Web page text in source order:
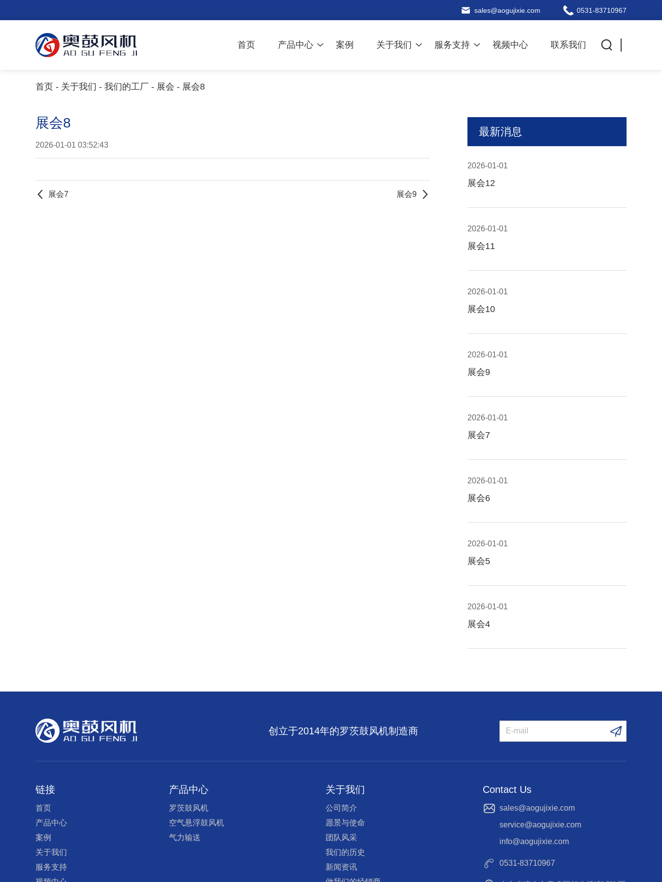
sales@aogujixie.com 0531-83710967
首页 产品中心 案例 关于我们 服务支持 视频中心 联系我们
首页 - 关于我们 - 我们的工厂 - 展会 - 展会8
展会8
2026-01-01 03:52:43
展会7 展会9
最新消息
2026-01-01
展会12
2026-01-01
展会11
2026-01-01
展会10
2026-01-01
展会9
2026-01-01
展会7
2026-01-01
展会6
2026-01-01
展会5
2026-01-01
展会4
创立于2014年的罗茨鼓风机制造商
链接
首页
产品中心
案例
关于我们
服务支持
产品中心
罗茨鼓风机
空气悬浮鼓风机
气力输送
关于我们
公司简介
愿景与使命
团队风采
我们的历史
新闻资讯
Contact Us
sales@aogujixie.com
service@aogujixie.com
info@aogujixie.com
0531-83710967